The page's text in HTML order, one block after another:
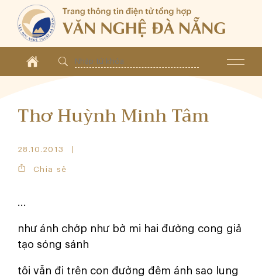
Thơ Huỳnh Minh Tâm
28.10.2013
Chia sẻ
...
như ánh chớp như bờ mi hai đường cong giả
tạo sóng sánh
tôi vẫn đi trên con đường đêm ánh sao lung